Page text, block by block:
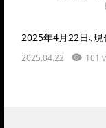
2025.04.22 101